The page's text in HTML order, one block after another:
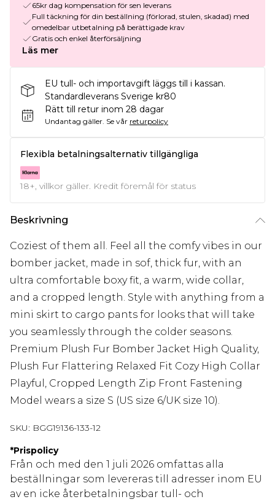
65kr dag kompensation för sen leverans
Full täckning för din beställning (förlorad, stulen, skadad) med
omedelbar utbetalning på berättigade krav
Gratis och enkel återförsäljning
Läs mer
EU tull- och importavgift läggs till i kassan.
Standardleverans Sverige kr80
Rätt till retur inom 28 dagar
Undantag gäller. Se vår returpolicy
Flexibla betalningsalternativ tillgängliga
18+, villkor gäller. Kredit föremål för status
Beskrivning
Coziest of them all. Feel all the comfy vibes in our
bomber jacket, made in sof, thick fur, with an
ultra comfortable boxy fit, a warm, wide collar,
and a cropped length. Style with anything from a
mini skirt to cargo pants for looks that will take
you seamlessly through the colder seasons.
Premium Plush Fur Bomber Jacket High Quality,
Plush Fur Flattering Relaxed Fit Cozy High Collar
Playful, Cropped Length Zip Front Fastening
Model wears a size S (US size 6/UK size 10).
SKU: BGG19136-133-12
*Prispolicy
Från och med den 1 juli 2026 omfattas alla
beställningar som levereras till adresser inom EU
av en icke återbetalningsbar tull- och